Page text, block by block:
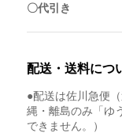
〇代引き
配送・送料につ
●配送は佐川急便
縄・離島のみ「ゆ
できません。）